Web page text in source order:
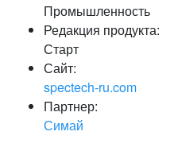
Забыли
или
Промышленность
Редакция продукта:
Старт
Сайт:
spectech-ru.com
Партнер:
Симай